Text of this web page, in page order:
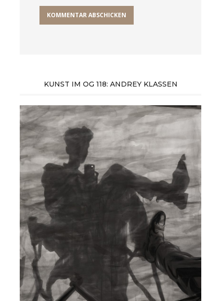
KUNST IM OG 118: ANDREY KLASSEN